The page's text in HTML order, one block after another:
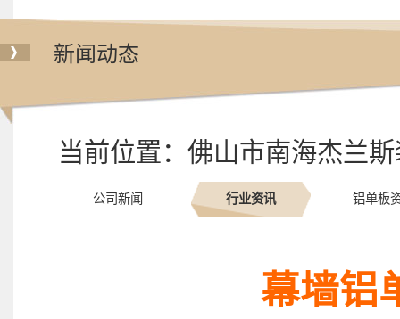
新闻动态
当前位置： 佛山市南海杰兰
公司新闻 行业资讯 铝单板
幕墙铝